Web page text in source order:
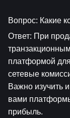
Вопрос: Какие
Ответ: При
платформой
сетевые
Важно изучить
вами
прибыль.